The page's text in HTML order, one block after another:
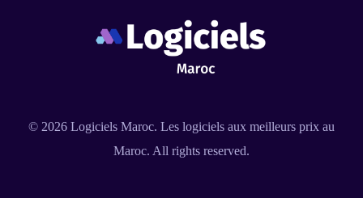
© 2026 Logiciels Maroc. Les logiciels aux meilleurs prix au
Maroc. All rights reserved.